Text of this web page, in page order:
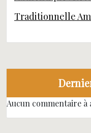
Traditionnelle
Aucun commentaire à